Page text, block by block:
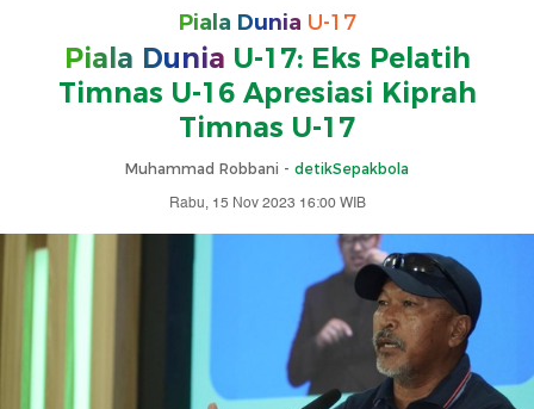
Piala Dunia U-17
Piala Dunia U-17: Eks Pelatih
Timnas U-16 Apresiasi Kiprah
Timnas U-17
Muhammad Robbani - detikSepakbola
Rabu, 15 Nov 2023 16:00 WIB